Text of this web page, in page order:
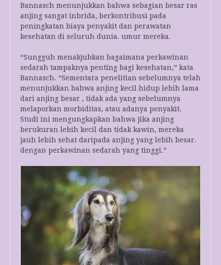
Bannasch menunjukkan bahwa sebagian besar ras
anjing sangat inbrida, berkontribusi pada
peningkatan biaya penyakit dan perawatan
kesehatan di seluruh dunia. umur mereka.
“Sungguh menakjubkan bagaimana perkawinan
sedarah tampaknya penting bagi kesehatan,” kata
Bannasch. “Sementara penelitian sebelumnya telah
menunjukkan bahwa anjing kecil hidup lebih lama
dari anjing besar , tidak ada yang sebelumnya
melaporkan morbiditas, atau adanya penyakit.
Studi ini mengungkapkan bahwa jika anjing
berukuran lebih kecil dan tidak kawin, mereka
jauh lebih sehat daripada anjing yang lebih besar.
dengan perkawinan sedarah yang tinggi.”